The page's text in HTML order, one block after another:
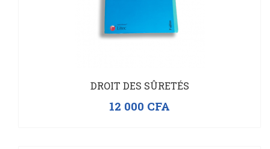
DROIT DES SÛRETÉS
12 000 CFA